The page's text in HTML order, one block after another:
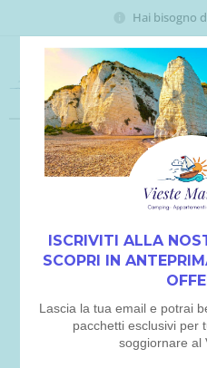
Hai bisogno
VIESTE MARINA
Camping-Bungalows-Camper
Booking
Dove